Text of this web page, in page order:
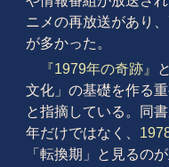
ニメの再放送があり
が多かった。
『1979年の奇跡』
文化」の基礎を作る
と指摘している。同
年だけではなく、
「転換期」と見るの